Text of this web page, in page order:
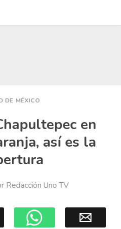
DE MÉXICO
en
así es la
Redacción Uno TV